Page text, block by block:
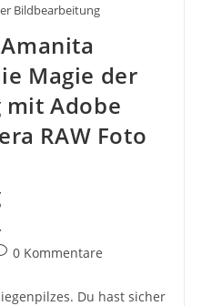
Bildbearbeitung
Magie der
Adobe
RAW Foto
0 Kommentare
Du hast sicher